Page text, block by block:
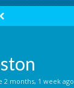
2 months, 1 week ago